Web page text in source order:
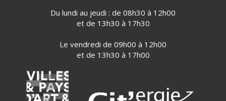
Du lundi au jeudi : de 08h30 à 12h00
et de 13h30 à 17h30
Le vendredi de 09h00 à 12h00
et de 13h30 à 17h00